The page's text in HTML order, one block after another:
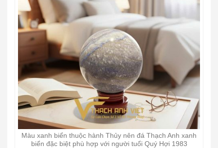
Màu xanh biển thuộc hành Thủy nên đá Thạch Anh xanh
biển đặc biệt phù hợp với người tuổi Quý Hợi 1983